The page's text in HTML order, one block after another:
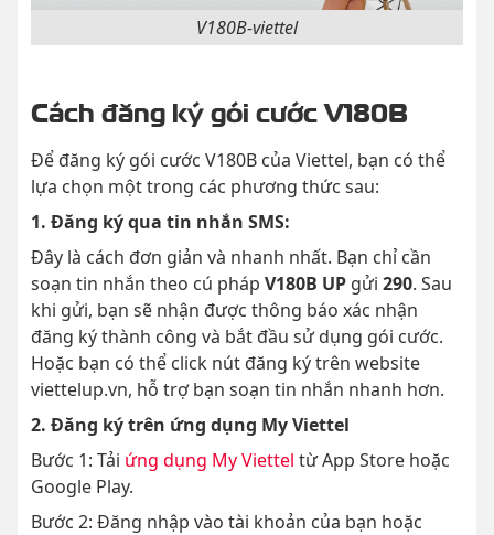
V180B-viettel
Cách đăng ký gói cước V180B
Để đăng ký gói cước V180B của Viettel, bạn có thể
lựa chọn một trong các phương thức sau:
1. Đăng ký qua tin nhắn SMS:
Đây là cách đơn giản và nhanh nhất. Bạn chỉ cần
soạn tin nhắn theo cú pháp V180B UP gửi 290. Sau
khi gửi, bạn sẽ nhận được thông báo xác nhận
đăng ký thành công và bắt đầu sử dụng gói cước.
Hoặc bạn có thể click nút đăng ký trên website
viettelup.vn, hỗ trợ bạn soạn tin nhắn nhanh hơn.
2. Đăng ký trên ứng dụng My Viettel
Bước 1: Tải ứng dụng My Viettel từ App Store hoặc
Google Play.
Bước 2: Đăng nhập vào tài khoản của bạn hoặc